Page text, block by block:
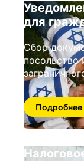
для
Сбор
посольство
Подробнее